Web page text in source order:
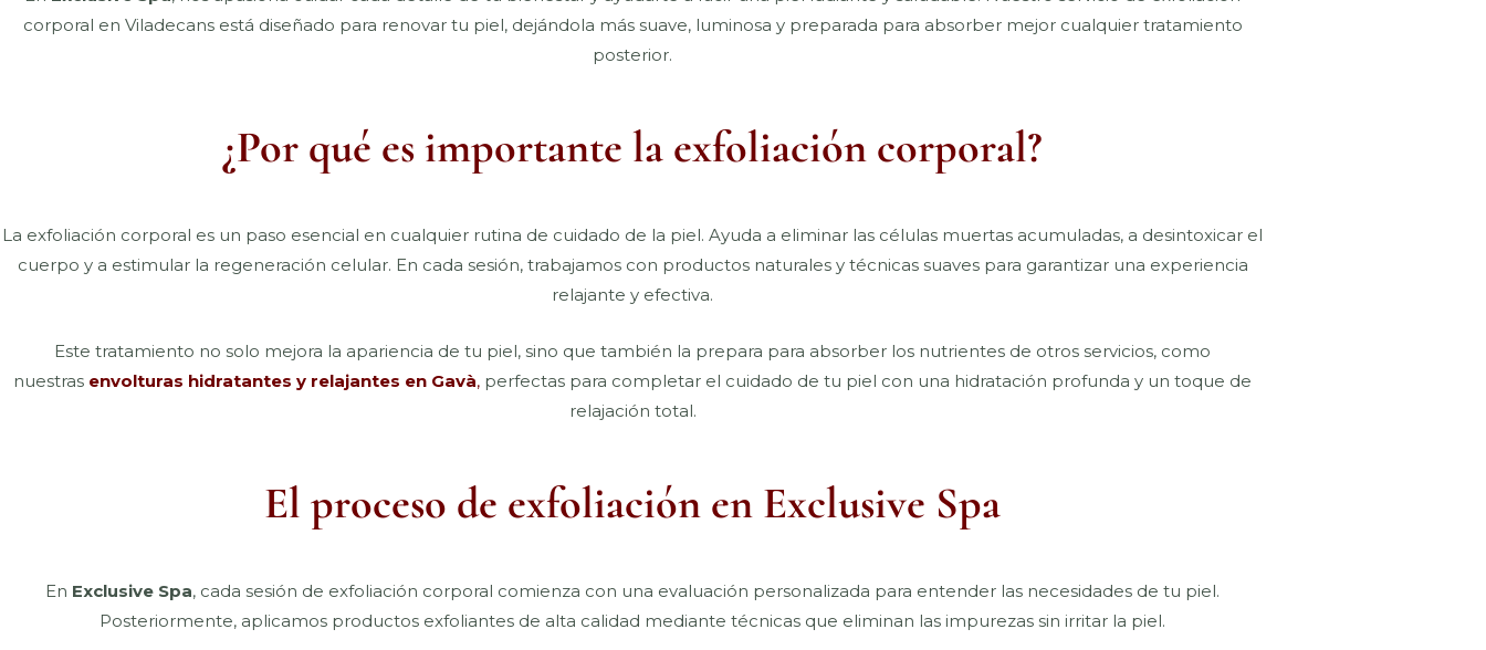
corporal en Viladecans está diseñado para renovar tu piel, dejándola más suave, luminosa y preparada para absorber mejor cualquier tratamiento
posterior.
¿Por qué es importante la exfoliación corporal?
La exfoliación corporal es un paso esencial en cualquier rutina de cuidado de la piel. Ayuda a eliminar las células muertas acumuladas, a desintoxicar el
cuerpo y a estimular la regeneración celular. En cada sesión, trabajamos con productos naturales y técnicas suaves para garantizar una experiencia
relajante y efectiva.
Este tratamiento no solo mejora la apariencia de tu piel, sino que también la prepara para absorber los nutrientes de otros servicios, como
nuestras envolturas hidratantes y relajantes en Gavà, perfectas para completar el cuidado de tu piel con una hidratación profunda y un toque de
relajación total.
El proceso de exfoliación en Exclusive Spa
En Exclusive Spa, cada sesión de exfoliación corporal comienza con una evaluación personalizada para entender las necesidades de tu piel.
Posteriormente, aplicamos productos exfoliantes de alta calidad mediante técnicas que eliminan las impurezas sin irritar la piel.